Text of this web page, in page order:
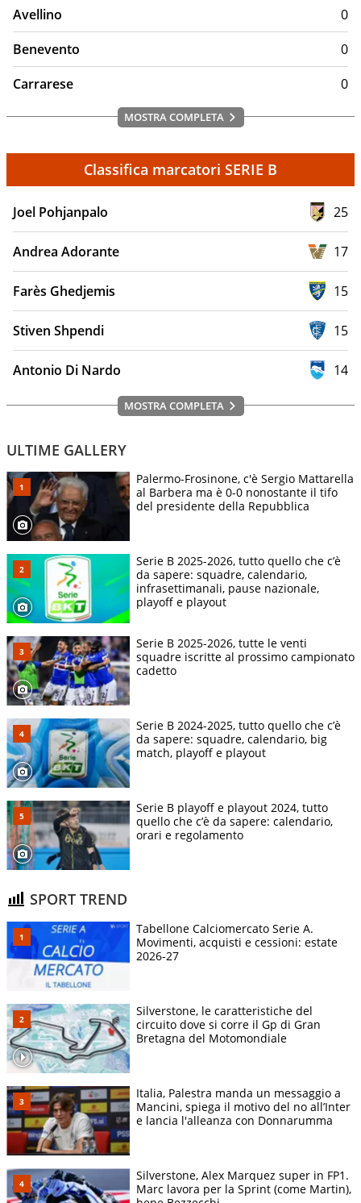
Avellino
0
Benevento
0
Carrarese
0
MOSTRA COMPLETA
Classifica marcatori SERIE B
Joel Pohjanpalo 25
Andrea Adorante 17
Farès Ghedjemis 15
Stiven Shpendi 15
Antonio Di Nardo 14
MOSTRA COMPLETA
ULTIME GALLERY
Palermo-Frosinone, c'è Sergio Mattarella
al Barbera ma è 0-0 nonostante il tifo
del presidente della Repubblica
Serie B 2025-2026, tutto quello che c’è
da sapere: squadre, calendario,
infrasettimanali, pause nazionale,
playoff e playout
Serie B 2025-2026, tutte le venti
squadre iscritte al prossimo campionato
cadetto
Serie B 2024-2025, tutto quello che c’è
da sapere: squadre, calendario, big
match, playoff e playout
Serie B playoff e playout 2024, tutto
quello che c’è da sapere: calendario,
orari e regolamento
SPORT TREND
Tabellone Calciomercato Serie A.
Movimenti, acquisti e cessioni: estate
2026-27
Silverstone, le caratteristiche del
circuito dove si corre il Gp di Gran
Bretagna del Motomondiale
Italia, Palestra manda un messaggio a
Mancini, spiega il motivo del no all’Inter
e lancia l'alleanza con Donnarumma
Silverstone, Alex Marquez super in FP1.
Marc lavora per la Sprint (come Martin),